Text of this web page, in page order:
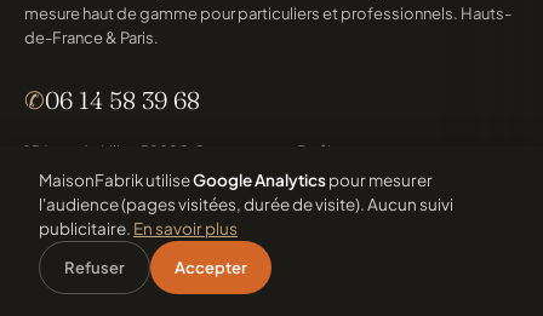
mesure haut de gamme pour particuliers et professionnels. Hauts-
de-France & Paris.
✆06 14 58 39 68
156 rue de Lille · 59890 Quesnoy-sur-Deûle
Lun–Sam 8h30–18h30
MaisonFabrik utiliseGoogle Analyticspour mesurer
l'audience (pages visitées, durée de visite). Aucun suivi
publicitaire. En savoir plus
Refuser Accepter